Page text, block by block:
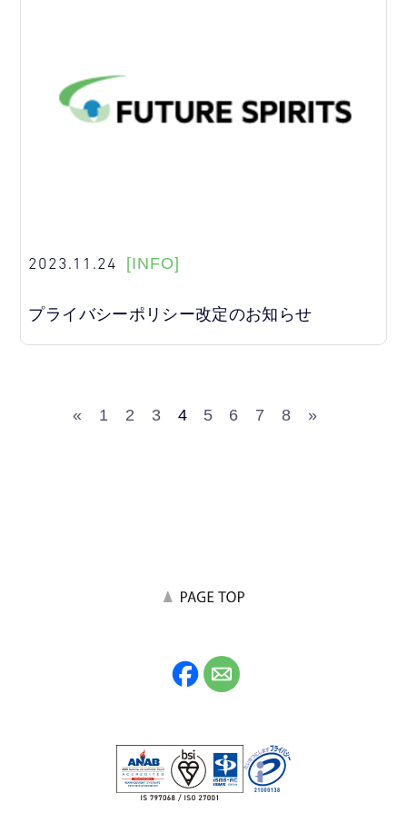
2023.11.24 [INFO]
プライバシーポリシー改定のお知らせ
« 1 2 3 4 5 6 7 8 »